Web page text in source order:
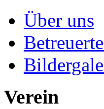
Über uns
Verein